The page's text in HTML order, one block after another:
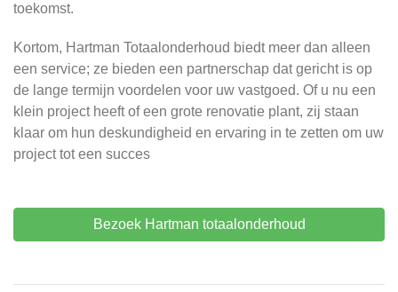
toekomst.
Kortom, Hartman Totaalonderhoud biedt meer dan alleen
een service; ze bieden een partnerschap dat gericht is op
de lange termijn voordelen voor uw vastgoed. Of u nu een
klein project heeft of een grote renovatie plant, zij staan
klaar om hun deskundigheid en ervaring in te zetten om uw
project tot een succes
Bezoek Hartman totaalonderhoud